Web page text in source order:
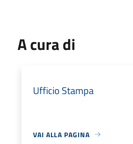
A cura di
Ufficio Stampa
VAI ALLA PAGINA